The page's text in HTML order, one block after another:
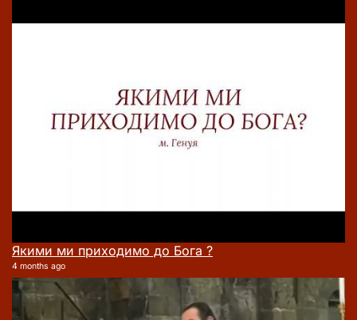
Якими ми приходимо до Бога ?
4 months ago